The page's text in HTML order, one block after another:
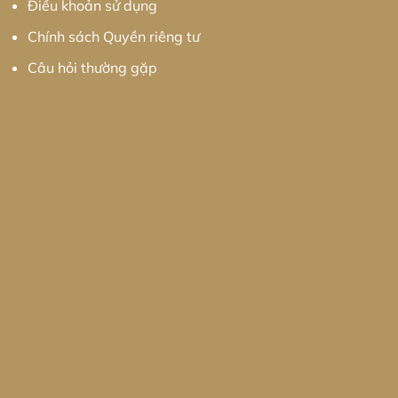
Điều khoản sử dụng
Chính sách Quyền riêng tư
Câu hỏi thường gặp